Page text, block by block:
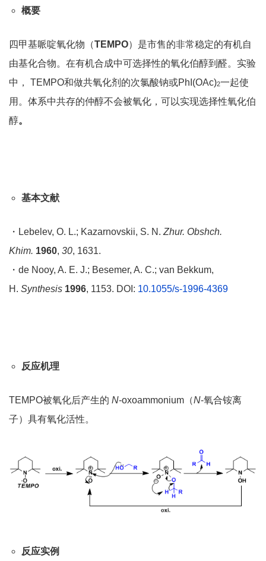
概要
四甲基哌啶氧化物（TEMPO）是市售的非常稳定的有机自
由基化合物。在有机合成中可选择性的氧化伯醇到醛。实验
中， TEMPO和做共氧化剂的次氯酸钠或PhI(OAc)2一起使
用。体系中共存的仲醇不会被氧化，可以实现选择性氧化伯
醇。
基本文献
・Lebelev, O. L.; Kazarnovskii, S. N. Zhur. Obshch.
Khim. 1960, 30, 1631.
・de Nooy, A. E. J.; Besemer, A. C.; van Bekkum,
H. Synthesis 1996, 1153. DOI: 10.1055/s-1996-4369
反应机理
TEMPO被氧化后产生的 N-oxoammonium（N-氧合铵离
子）具有氧化活性。
反应实例